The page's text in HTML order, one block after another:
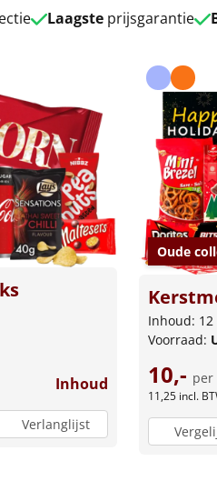
Inhoud
Verlanglijst
Oude
Inhoud:
Voorraad:
10,- per
11,25 incl.
Laagsteprijsgarantie